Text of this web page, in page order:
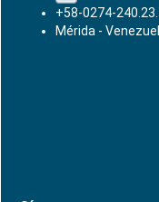
+58-0274-
Mérida -